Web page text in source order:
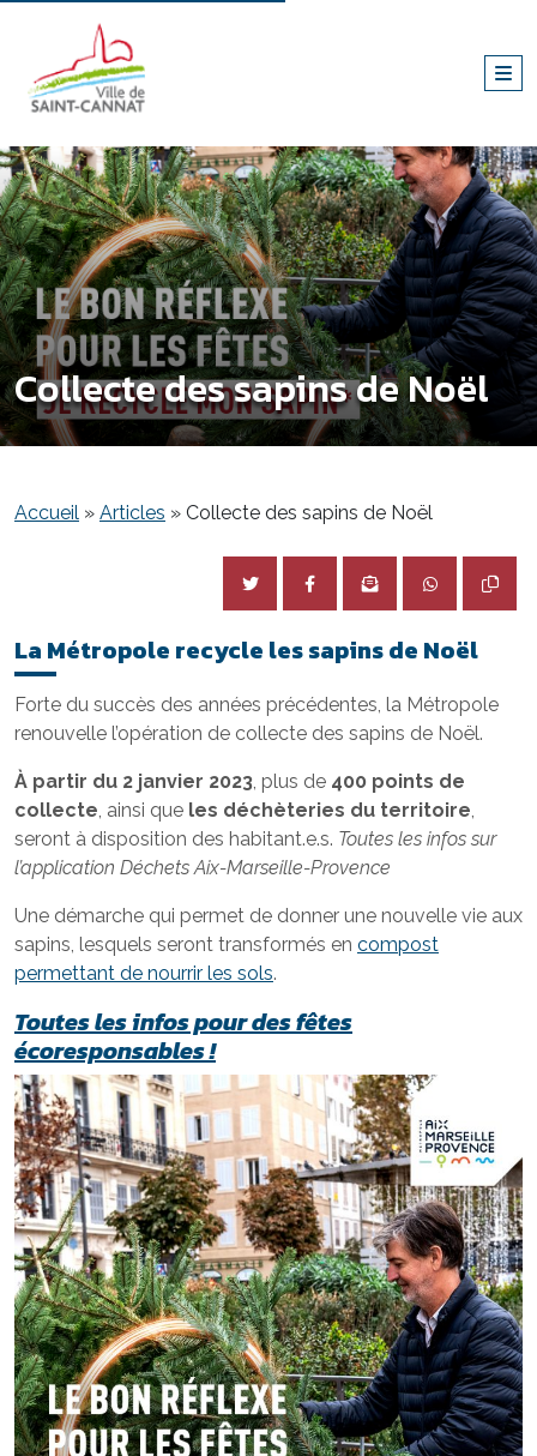
Collecte des sapins de Noël
Accueil » Articles » Collecte des sapins de Noël
La Métropole recycle les sapins de Noël
Forte du succès des années précédentes, la Métropole
renouvelle l’opération de collecte des sapins de Noël.
À partir du 2 janvier 2023, plus de 400 points de
collecte, ainsi que les déchèteries du territoire,
seront à disposition des habitant.e.s. Toutes les infos sur
l’application Déchets Aix-Marseille-Provence
Une démarche qui permet de donner une nouvelle vie aux
sapins, lesquels seront transformés en compost
permettant de nourrir les sols.
Toutes les infos pour des fêtes
écoresponsables !